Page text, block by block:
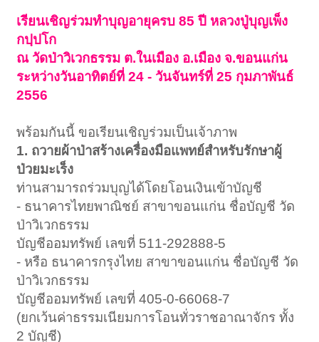
เรียนเชิญร่วมทำบุญอายุครบ 85 ปี หลวงปู่บุญเพ็ง
กปฺปโก
ณ วัดป่าวิเวกธรรม ต.ในเมือง อ.เมือง จ.ขอนแก่น
ระหว่างวันอาทิตย์ที่ 24 - วันจันทร์ที่ 25 กุมภาพันธ์
2556
พร้อมกันนี้ ขอเรียนเชิญร่วมเป็นเจ้าภาพ
1. ถวายผ้าป่าสร้างเครื่องมือแพทย์สำหรับรักษาผู้
ป่วยมะเร็ง
ท่านสามารถร่วมบุญได้โดยโอนเงินเข้าบัญชี
- ธนาคารไทยพาณิชย์ สาขาขอนแก่น ชื่อบัญชี วัด
ป่าวิเวกธรรม
บัญชีออมทรัพย์ เลขที่ 511-292888-5
- หรือ ธนาคารกรุงไทย สาขาขอนแก่น ชื่อบัญชี วัด
ป่าวิเวกธรรม
บัญชีออมทรัพย์ เลขที่ 405-0-66068-7
(ยกเว้นค่าธรรมเนียมการโอนทั่วราชอาณาจักร ทั้ง
2 บัญชี)